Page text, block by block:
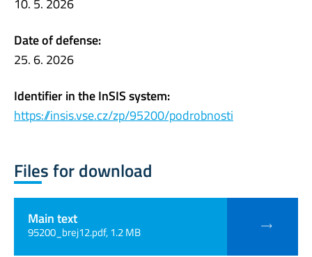
Date of defense:
25. 6. 2026
Identifier in the InSIS system:
https://insis.vse.cz/zp/95200/podrobnosti
Files for download
Main text
95200_brej12.pdf, 1.2 MB